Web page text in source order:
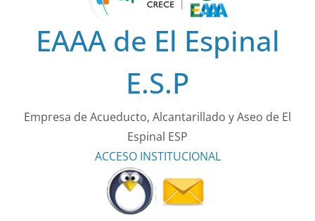
EAAA de El Espinal
E.S.P
Empresa de Acueducto, Alcantarillado y Aseo de El
Espinal ESP
ACCESO INSTITUCIONAL